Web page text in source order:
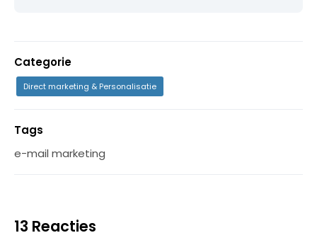
Categorie
Direct marketing & Personalisatie
Tags
e-mail marketing
13 Reacties